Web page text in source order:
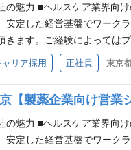
の規格に関連した業務
参加経験があればさらに好
プロセス改善手法の理解が
の知識を有していること。
一気通貫した幅広いＩＣＴ
の魅力 ■ヘルスケア業界向
安定した経営基盤でワーク
きます。ご経験によっては
きます。 【主な業務】 ■顧
取引企業、社内関係部署な
ョンに関しては、評価制度
客に寄り添った提案ができ
ただけるキャリアップが実
ャリア採用 正社員 東京
【製薬企業向け営業
の魅力 ■ヘルスケア業界向
安定した経営基盤でワーク